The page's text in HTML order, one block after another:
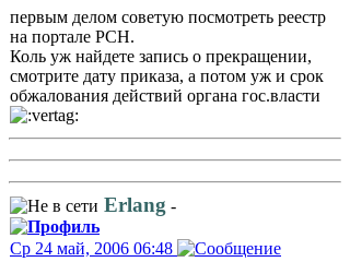
первым делом советую посмотреть реестр
на портале РСН.
Коль уж найдете запись о прекращении,
смотрите дату приказа, а потом уж и срок
обжалования действий органа гос.власти
Erlang -
Ср 24 май, 2006 06:48